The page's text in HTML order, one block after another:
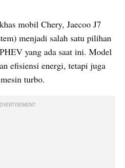
mobil Chery, Jaecoo J7
menjadi salah satu pilihan
yang ada saat ini. Model
efisiensi energi, tetapi juga
turbo.